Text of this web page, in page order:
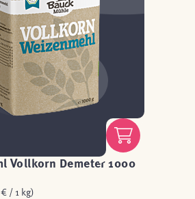
Vollkorn Demeter 1000
/ 1 kg)